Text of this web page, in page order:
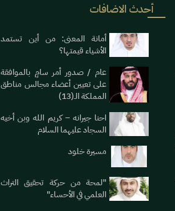
أحدث الاضافات
أمانة المعنى: من أين تستمد
الأشياء قيمتها؟
عام / صدور أمر سامٍ بالموافقة
على تعيين أعضاء مجالس مناطق
المملكة الـ(13)
احنا جيرانه – كريم الله وبن أخيه
السجاد عليهما السلام
مسيرة خلود
"لمحة من حركة تحقيق التراث
العلمي في الأحساء"